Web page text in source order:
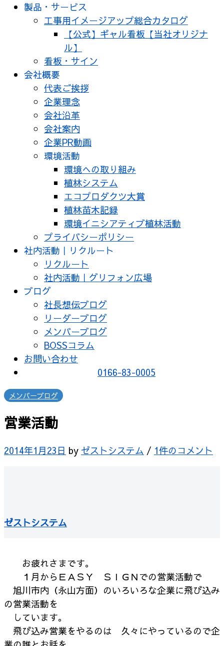
製品・サービス
工事用イメージアップ総合カタログ
【公式】ギャル看板【当社オリジナ
ル】
看板・サイン
会社概要
代表ご挨拶
企業理念
会社沿革
会社案内
企業PR動画
環境活動
環境への取り組み
植林システム
エコプロダクツ大賞
植林苗木記録
環境イニシアティブ植林活動
プライバシーポリシー
社内活動｜リクルート
リクルート
社内活動｜グリフォン広場
ブログ
社長想伝ブログ
リーダーブログ
メンバーブログ
BOSSコラム
お問い合わせ
0166-83-0005
メンバーブログ
営業活動
2014年1月23日 by ゼストシステム / 1件のコメント
ゼストシステム
お疲れさまです。
１月からＥＡＳＹ ＳＩＧＮでの営業活動で
旭川市内（永山方面）のいろいろな企業に飛び込み
の営業活動を
しています。
飛び込み営業をやるのは 久々にやっているので企